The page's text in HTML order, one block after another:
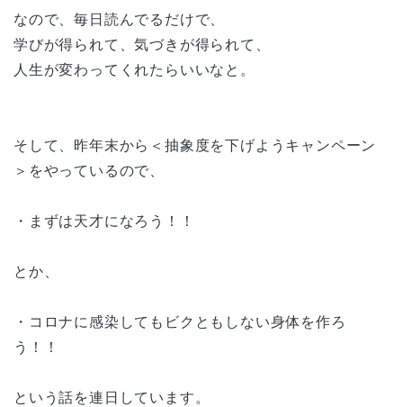
なので、毎日読んでるだけで、
学びが得られて、気づきが得られて、
人生が変わってくれたらいいなと。
そして、昨年末から＜抽象度を下げようキャンペーン
＞をやっているので、
・まずは天才になろう！！
とか、
・コロナに感染してもビクともしない身体を作ろ
う！！
という話を連日しています。